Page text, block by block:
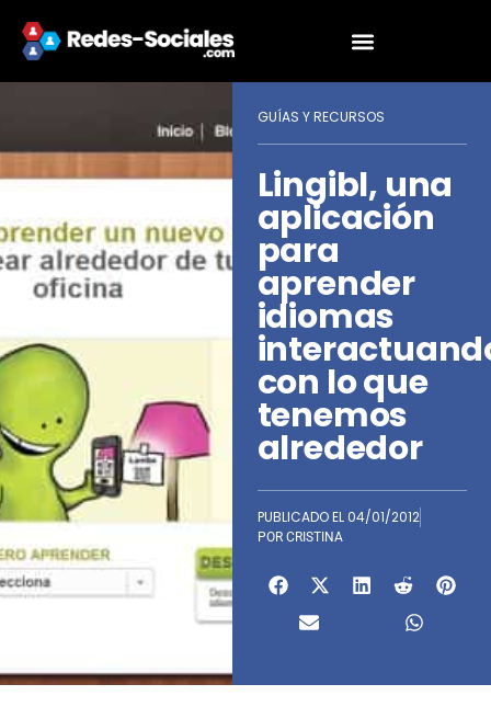
GUÍAS Y RECURSOS
Lingibl, una
aplicación
para
aprender
idiomas
con lo que
tenemos
alrededor
PUBLICADO EL 04/01/2012
POR CRISTINA